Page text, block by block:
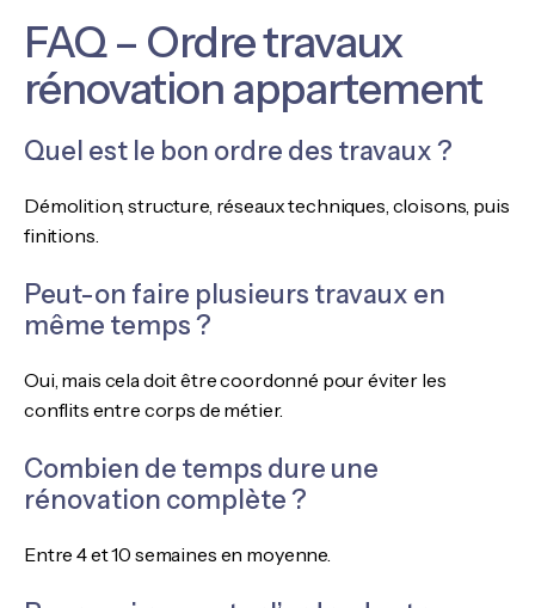
FAQ – Ordre travaux
rénovation appartement
Quel est le bon ordre des travaux ?
Démolition, structure, réseaux techniques, cloisons, puis
finitions.
Peut-on faire plusieurs travaux en
même temps ?
Oui, mais cela doit être coordonné pour éviter les
conflits entre corps de métier.
Combien de temps dure une
rénovation complète ?
Entre 4 et 10 semaines en moyenne.